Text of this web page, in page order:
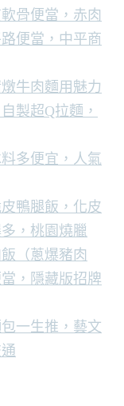
骨便當，赤肉
便當，中平商
牛肉麵用魅力
製超Q拉麵，
多便宜，人氣
鴨腿飯，化皮
，桃園燒臘
（蔥爆豬肉
，隱藏版招牌
一生推，藝文